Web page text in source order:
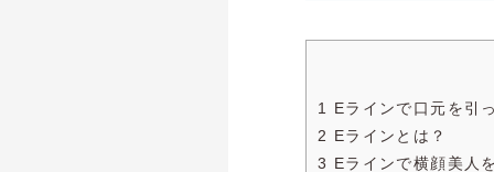
1 Eラインで口元を引
2 Eラインとは？
3 Eラインで横顔美人